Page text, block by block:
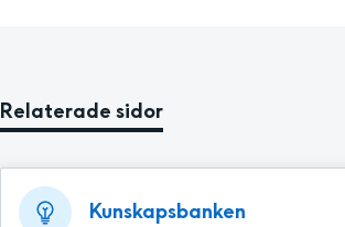
Relaterade sidor
Kunskapsbanken